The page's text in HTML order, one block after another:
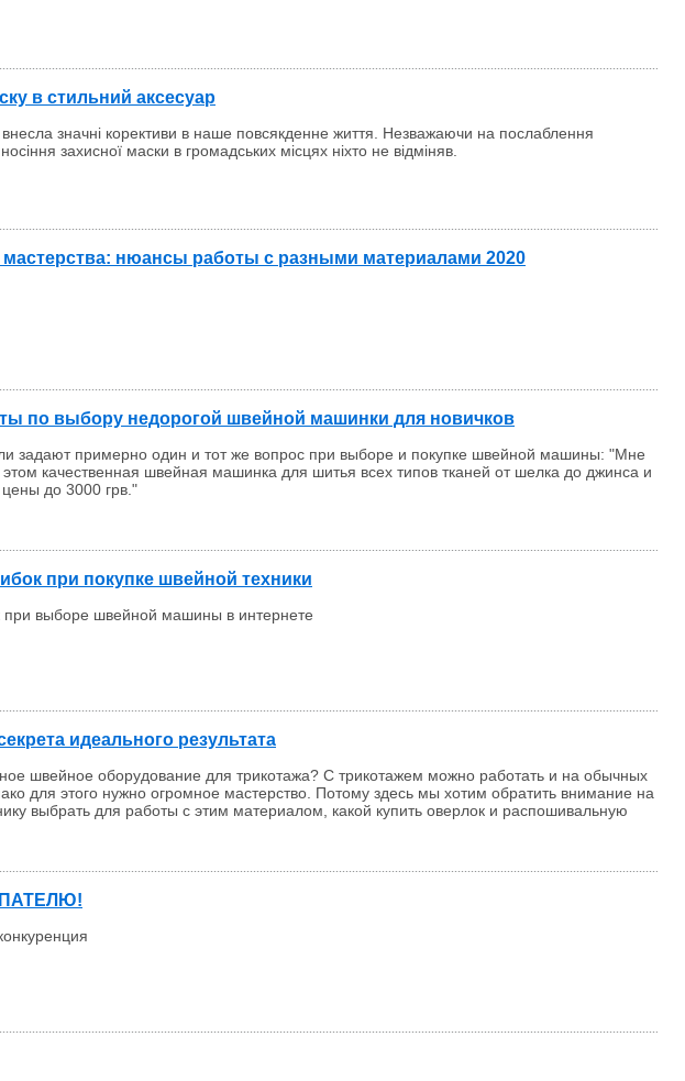
в стильний аксесуар
внесла значні корективи в наше повсякденне життя. Незважаючи на послаблення
захисної маски в громадських місцях ніхто не відміняв.
нюансы работы с разными материалами 2020
по выбору недорогой швейной машинки для новичков
задают примерно один и тот же вопрос при выборе и покупке швейной машины: "Мне
качественная швейная машинка для шитья всех типов тканей от шелка до джинса и
до 3000 грв."
при покупке швейной техники
выборе швейной машины в интернете
идеального результата
швейное оборудование для трикотажа? С трикотажем можно работать и на обычных
для этого нужно огромное мастерство. Потому здесь мы хотим обратить внимание на
выбрать для работы с этим материалом, какой купить оверлок и распошивальную